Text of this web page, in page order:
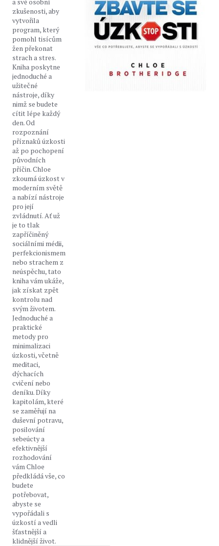
zkušenosti, aby
vytvořila
program, který
pomohl tisícům
žen překonat
strach a stres.
Kniha poskytne
jednoduché a
užitečné
nástroje, díky
nimž se budete
cítit lépe každý
den. Od
rozpoznání
příznaků úzkosti
až po pochopení
původních
příčin. Chloe
zkoumá úzkost v
moderním světě
a nabízí nástroje
pro její
zvládnutí. Ať už
je to tlak
zapříčiněný
sociálními médii,
perfekcionismem
nebo strachem z
neúspěchu, tato
kniha vám ukáže,
jak získat zpět
kontrolu nad
svým životem.
Jednoduché a
praktické
metody pro
minimalizaci
úzkosti, včetně
meditaci,
dýchacích
cvičení nebo
deníku. Díky
kapitolám, které
se zaměřují na
duševní potravu,
posilování
sebeúcty a
efektivnější
rozhodování
vám Chloe
předkládá vše, co
budete
potřebovat,
abyste se
vypořádali s
úzkostí a vedli
šťastnější a
klidnější život.